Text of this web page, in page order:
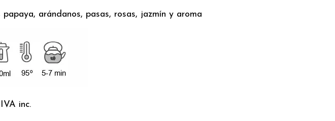
papaya, arándanos, pasas, rosas, jazmín y aroma
IVA inc.